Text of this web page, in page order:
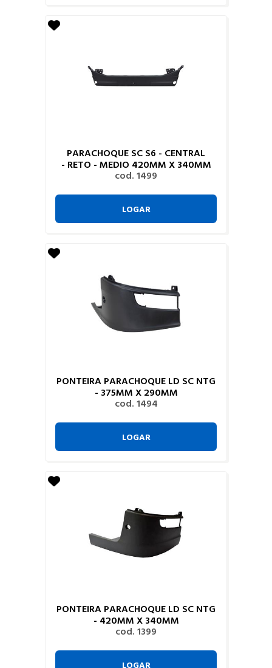
PARACHOQUE SC S6 - CENTRAL
- RETO - MEDIO 420MM X 340MM
cod. 1499
LOGAR
PONTEIRA PARACHOQUE LD SC NTG
- 375MM X 290MM
cod. 1494
LOGAR
PONTEIRA PARACHOQUE LD SC NTG
- 420MM X 340MM
cod. 1399
LOGAR